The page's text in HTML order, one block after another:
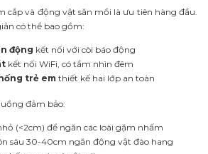
cắp và động vật săn mồi là ưu tiên hàng đầu.
có thể bao gồm:
động kết nối với còi báo động
kết nối WiFi, có tầm nhìn đêm
trẻ em thiết kế hai lớp an toàn
đảm bảo:
(<2cm) để ngăn các loài gặm nhấm
sâu 30-40cm ngăn động vật đào hang